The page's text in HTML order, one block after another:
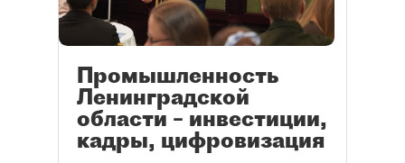
Промышленность
Ленинградской
области – инвестиции,
кадры, цифровизация